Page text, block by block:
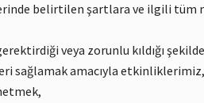
belirtilen şartlara ve ilgili tüm
veya zorunlu kıldığı
sağlamak amacıyla